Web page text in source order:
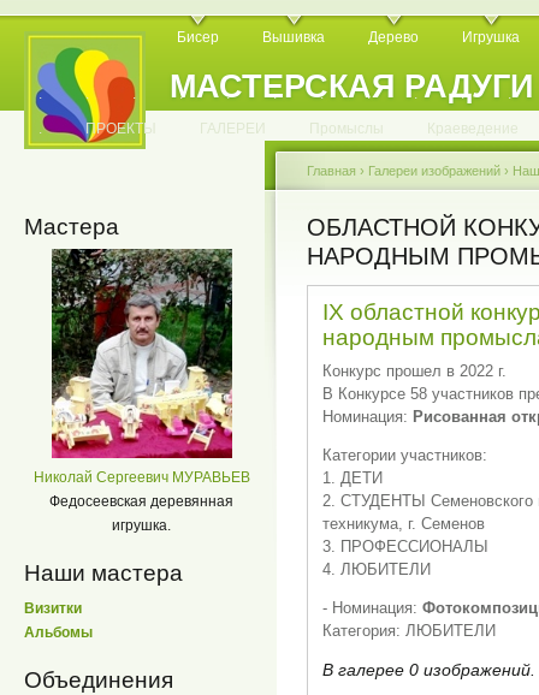
МАСТЕРСКАЯ РАДУГИ
Бисер Вышивка Дерево Игрушка
. . . . . . . . . . .
. ПРОЕКТЫ ГАЛЕРЕИ Промыслы Краеведение
Мастера
Николай Сергеевич МУРАВЬЕВ
Федосеевская деревянная
игрушка.
Наши мастера
Визитки
Альбомы
Объединения
Главная › Галереи изображений ›
ОБЛАСТНОЙ
НАРОДНЫМ
IX областной
народным
Конкурс прошел в 2022 г.
В Конкурсе 58 участников
Номинация: Рисованная
Категории участников:
1. ДЕТИ
2. СТУДЕНТЫ Семеновского
техникума, г. Семенов
3. ПРОФЕССИОНАЛЫ
4. ЛЮБИТЕЛИ
- Номинация:
Категория: ЛЮБИТЕЛИ
В галерее 0 изображений.